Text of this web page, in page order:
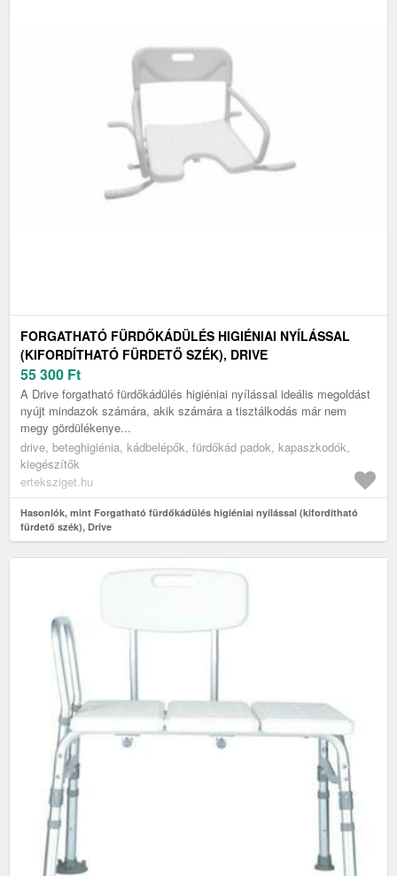
FORGATHATÓ FÜRDŐKÁDÜLÉS HIGIÉNIAI NYÍLÁSSAL
(KIFORDÍTHATÓ FÜRDETŐ SZÉK), DRIVE
55 300 Ft
A Drive forgatható fürdőkádülés higiéniai nyílással ideális megoldást
nyújt mindazok számára, akik számára a tisztálkodás már nem
megy gördülékenye...
drive, beteghigiénia, kádbelépők, fürdőkád padok, kapaszkodók,
kiegészítők
erteksziget.hu
Hasonlók, mint Forgatható fürdőkádülés higiéniai nyílással (kifordítható
fürdető szék), Drive